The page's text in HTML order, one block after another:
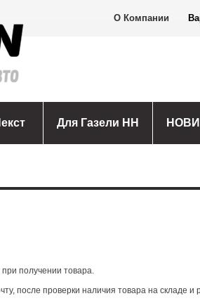
О Компании
Для Газели НН
получении товара.
после проверки наличия товара на складе и